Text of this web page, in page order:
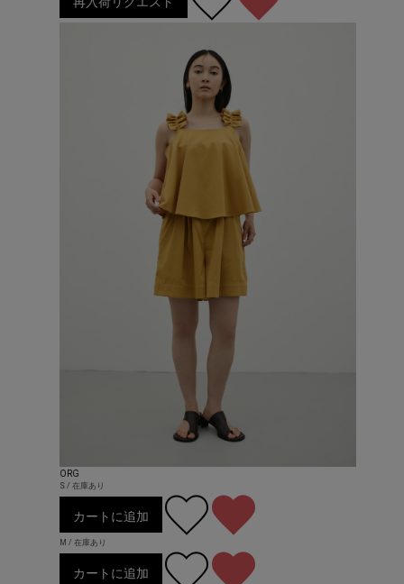
ORG
S / 在庫あり
カートに追加
M / 在庫あり
カートに追加